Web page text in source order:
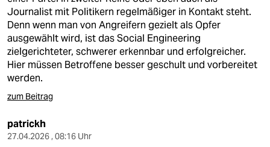
Journalist mit Politikern regelmäßiger in Kontakt steht.
Denn wenn man von Angreifern gezielt als Opfer
ausgewählt wird, ist das Social Engineering
zielgerichteter, schwerer erkennbar und erfolgreicher.
Hier müssen Betroffene besser geschult und vorbereitet
werden.
zum Beitrag
patrickh
27.04.2026 , 08:16 Uhr